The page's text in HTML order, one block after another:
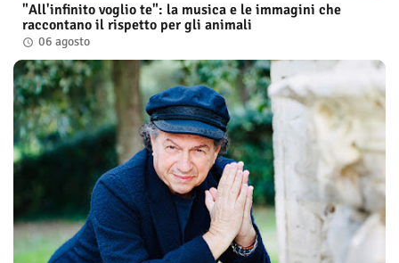
"All'infinito voglio te": la musica e le immagini che
raccontano il rispetto per gli animali
06 agosto